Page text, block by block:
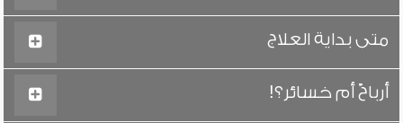
متى بداية العلاج
أرباحٌ أم خسائر؟!